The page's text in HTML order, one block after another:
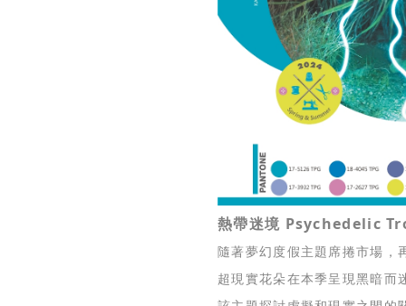
熱帶迷境 Psychedelic
隨著夢幻度假主題席捲市場，
超現實花朵在本季呈現黑暗而